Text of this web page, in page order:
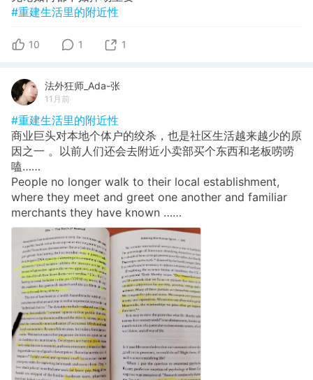
#重建生活里的附近性
10 1 1
法外狂师_Ada-张
11月前
#重建生活里的附近性
商业巨头对本地个体户的绞杀，也是社区生活越来越少的原
因之一 。以前人们还会去附近小卖部买个东西和老板唠唠
嗑……
People no longer walk to their local establishment,
where they meet and greet one another and familiar
merchants they have known ……